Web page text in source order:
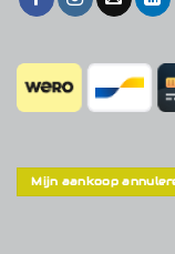
Mijn aankoop